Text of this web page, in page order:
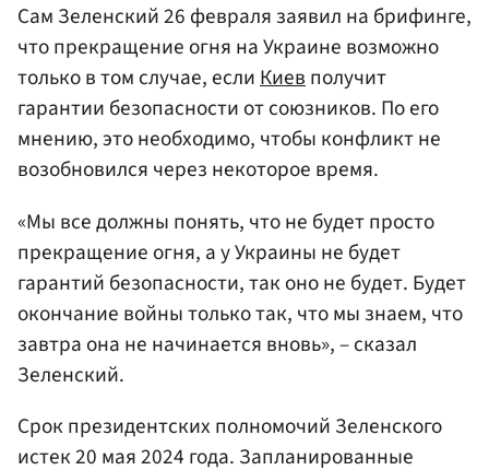
Сам Зеленский 26 февраля заявил на брифинге,
что прекращение огня на Украине возможно
только в том случае, еслиКиевполучит
гарантии безопасности от союзников. По его
мнению, это необходимо, чтобы конфликт не
возобновился через некоторое время.
«Мы все должны понять, что не будет просто
прекращение огня, а у Украины не будет
гарантий безопасности, так оно не будет. Будет
окончание войны только так, что мы знаем, что
завтра она не начинается вновь», – сказал
Зеленский.
Срок президентских полномочий Зеленского
истек 20 мая 2024 года. Запланированные